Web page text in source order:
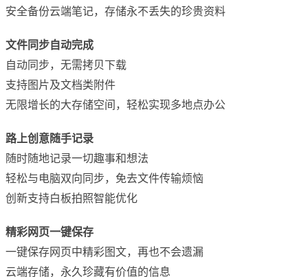
安全备份云端笔记，存储永不丢失的珍贵资料
文件同步自动完成
自动同步，无需拷贝下载
支持图片及文档类附件
无限增长的大存储空间，轻松实现多地点办公
路上创意随手记录
随时随地记录一切趣事和想法
轻松与电脑双向同步，免去文件传输烦恼
创新支持白板拍照智能优化
精彩网页一键保存
一键保存网页中精彩图文，再也不会遗漏
云端存储，永久珍藏有价值的信息